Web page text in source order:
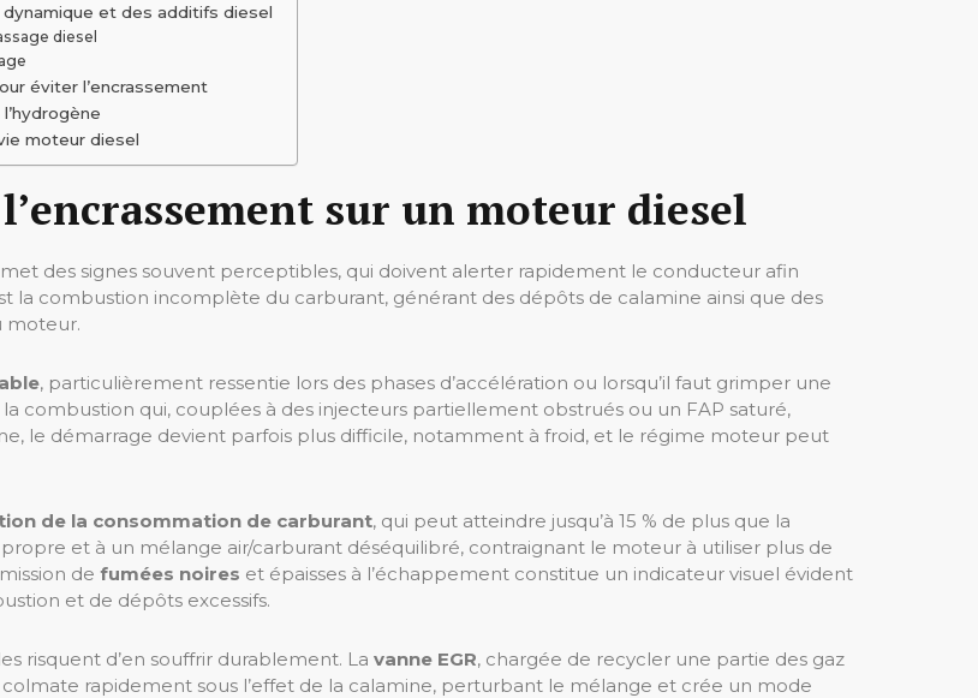
et des additifs diesel
diesel
éviter l’encrassement
moteur diesel
sur un moteur diesel
des signes souvent perceptibles, qui doivent alerter rapidement le conducteur afin
la combustion incomplète du carburant, générant des dépôts de calamine ainsi que des
moteur.
, particulièrement ressentie lors des phases d’accélération ou lorsqu’il faut grimper une
combustion qui, couplées à des injecteurs partiellement obstrués ou un FAP saturé,
le démarrage devient parfois plus difficile, notamment à froid, et le régime moteur peut
de la consommation de carburant, qui peut atteindre jusqu’à 15 % de plus que la
et à un mélange air/carburant déséquilibré, contraignant le moteur à utiliser plus de
de fumées noires et épaisses à l’échappement constitue un indicateur visuel évident
et de dépôts excessifs.
risquent d’en souffrir durablement. La vanne EGR, chargée de recycler une partie des gaz
rapidement sous l’effet de la calamine, perturbant le mélange et crée un mode